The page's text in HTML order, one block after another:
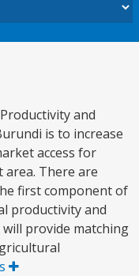
and
is to increase
access for
There are
first component of
productivity and
provide matching